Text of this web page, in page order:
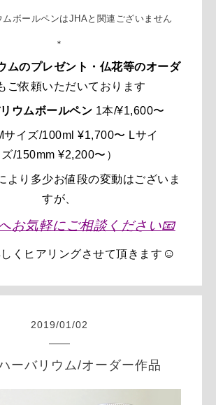
ボールペンはJHAと関連ございません
＊
ムのプレゼント・仏花等のオーダ
ご依頼いただいております
ウムボールペン 1本/¥1,600〜
サイズ/100ml¥1,700〜 Lサイ
ズ/150mm ¥2,200〜）
より多少お値段の変動はございま
すが、
お気軽にご相談ください📧
く ヒアリングさせて頂きます ☺️
2019/01 /02
ーバリウム/オーダー作品